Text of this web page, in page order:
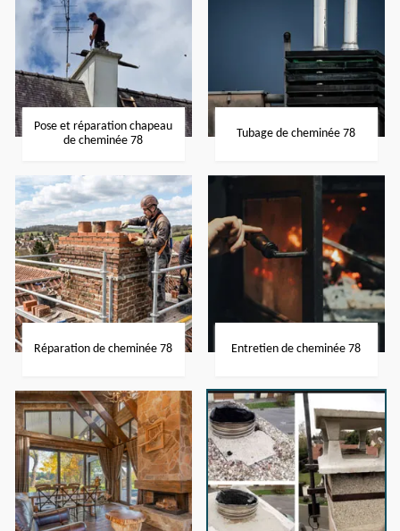
Pose et réparation chapeau
de cheminée 78
Tubage de cheminée 78
Réparation de cheminée 78 Entretien de cheminée 78